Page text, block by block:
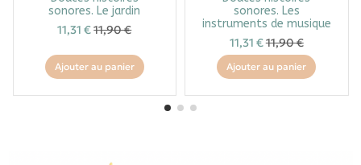
sonores. Le jardin
11,31 €11,90 €
Ajouter au panier
sonores. Les
instruments de musique
11,31 €11,90 €
Ajouter au panier